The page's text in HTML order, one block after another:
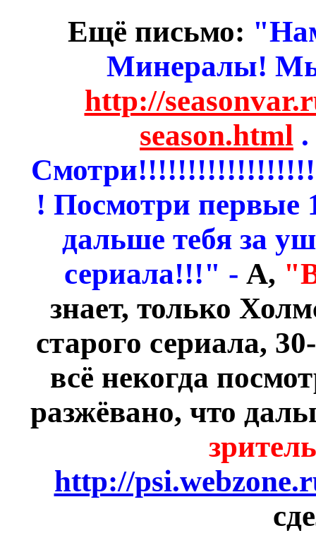
Ещё письмо:
Минералы!
http://
season.html
! Посмотри первые
дальше тебя за
сериала!!!" - А,
знает, только
старого сериала,
всё некогда
разжёвано, что
http://